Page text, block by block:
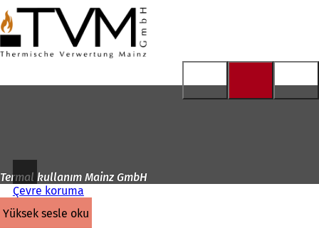
İçeriğe atla
Ana
sayfaya
Termal kullanım Mainz GmbH
Çevre koruma
yüksek sesle oku